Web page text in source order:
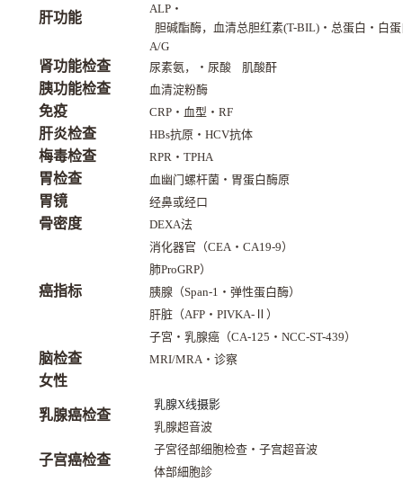
肝功能
ALP・
胆碱酯酶，血清总胆红素(T-BIL)・ 总蛋白 ・ 白
A/G
肾功能检查 尿素氨， ・ 尿酸 肌酸酐
胰功能检查 血清淀粉酶
免疫 CRP・ 血型 ・ RF
肝炎检查 HBs抗原・ HCV抗体
梅毒检查 RPR・ TPHA
胃检查 血幽门螺杆菌・ 胃蛋白酶原
胃镜 经鼻或经口
骨密度 DEXA法
癌指标
消化器官（CEA・ CA19-9）
肺ProGRP）
胰腺（Span-1 ・ 弹性蛋白酶）
肝脏（AFP・ PIVKA-Ⅱ）
子宮 ・ 乳腺癌（CA-125 ・ NCC-ST-439）
脑检查 MRI/MRA・ 诊察
女性
乳腺癌检查
乳腺X线摄影
乳腺超音波
子宫癌检查
子宮径部细胞检查・ 子宫超音波
体部細胞診